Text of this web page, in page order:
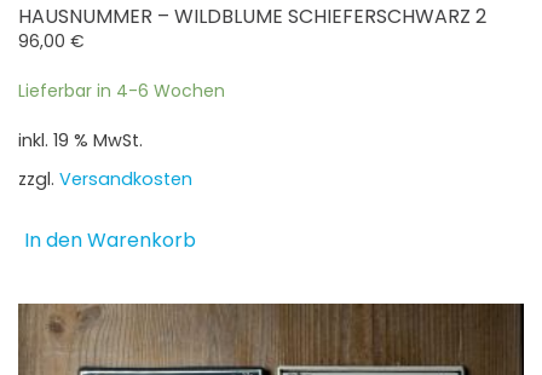
HAUSNUMMER – WILDBLUME SCHIEFERSCHWARZ 2
96,00 €
Lieferbar in 4-6 Wochen
inkl. 19 % MwSt.
zzgl. Versandkosten
In den Warenkorb